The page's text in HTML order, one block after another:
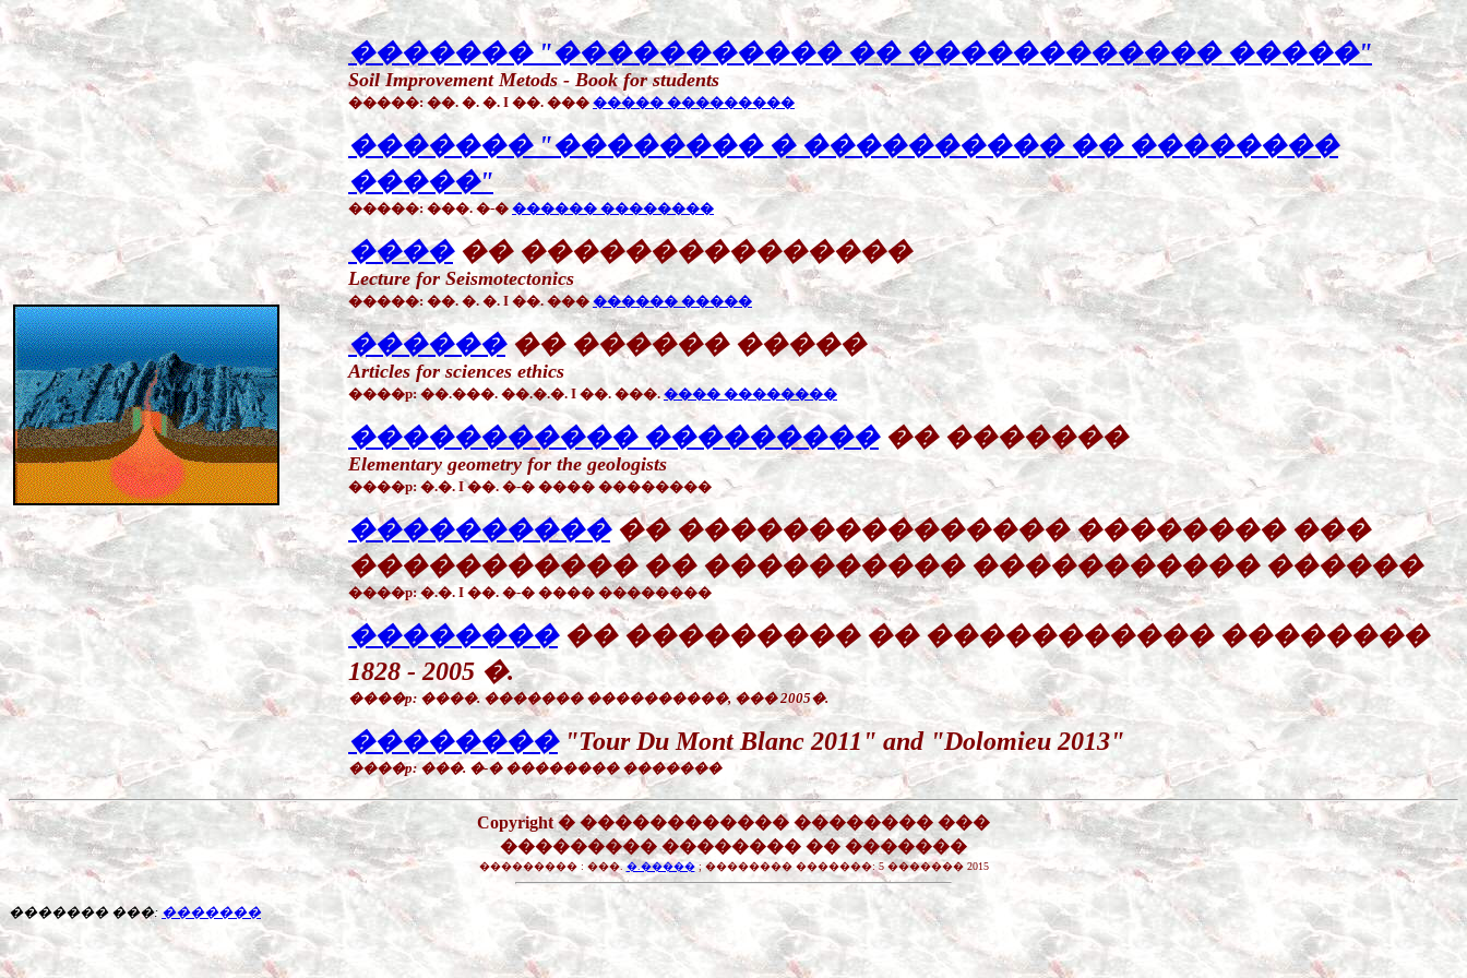
������� "����������� �� ������������ �����"
Soil Improvement Metods - Book for students
�����: ��. �. �. I ��. ��� ����� ���������
������� "�������� � ���������� �� ��������
�����"
�����: ���. �-� ������ ��������
������ ���������������
Lecture for Seismotectonics
�����: ��. �. �. I ��. ��������� �����
�������� ������ �����
Articles for sciences ethics
����p: ��.���. ��.�.�. I ��. ���. ���� ��������
����������� ����������� �������
Elementary geometry for the geologists
����p: �.�. I ��. �-� ���� ��������
������������ ��������������� �������� ���
����������� �� ���������� ����������� ������
����p: �.�. I ��. �-� ���� ��������
���������� ��������� �� ����������� ��������
1828 - 2005 �.
����p: ����. ������� ����������, ��� 2005�.
��������"Tour Du Mont Blanc 2011" and "Dolomieu 2013"
����p: ���. �-� �������� �������
Copyright � ������������ �������� ���
��������� �������� �� �������
��������� : ���. �.�����; �������� �������: 5 ������� 2015
������� ���: �������